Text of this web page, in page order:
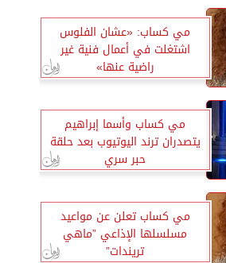
مي كساب: «عشان الفلوس
اشتغلت في أعمال فنية غير
راضية عنها»
مي كساب وأسما إبراهيم
يتصدران ترند اليوتيوب بعد حلقة
حبر سري
مي كساب تعلن عن مواعيد
مسلسلها الإذاعي ”ماهي
تريندات”